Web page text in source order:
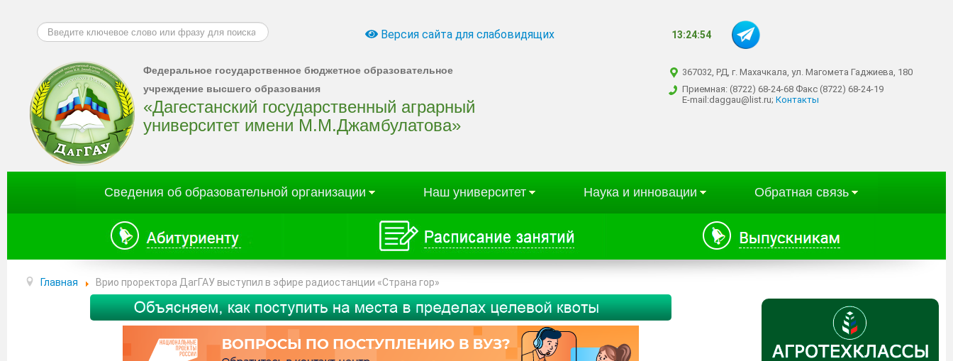
Искать... Версия сайта для слабовидящих 13:24:55
Федеральное государственное бюджетное образовательное
учреждение высшего образования
«Дагестанский государственный аграрный
университет имени М.М.Джамбулатова»
367032, РД, г. Махачкала, ул. Магомета Гаджиева, 180
Приемная: (8722) 68-24-68 Факс (8722) 68-24-19
E-mail:daggau@list.ru; Контакты
Сведения об образовательной организации Наш университет Наука и инновации Обратная связь
Главная Врио проректора ДагГАУ выступил в эфире радиостанции «Страна гор»